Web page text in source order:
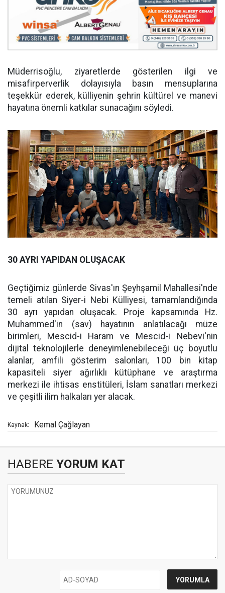
Müderrisoğlu, ziyaretlerde gösterilen ilgi ve
misafirperverlik dolayısıyla basın mensuplarına
teşekkür ederek, külliyenin şehrin kültürel ve manevi
hayatına önemli katkılar sunacağını söyledi.
30 AYRI YAPIDAN OLUŞACAK
Geçtiğimiz günlerde Sivas'ın Şeyhşamil Mahallesi'nde
temeli atılan Siyer-i Nebi Külliyesi, tamamlandığında
30 ayrı yapıdan oluşacak. Proje kapsamında Hz.
Muhammed'in (sav) hayatının anlatılacağı müze
birimleri, Mescid-i Haram ve Mescid-i Nebevi'nin
dijital teknolojilerle deneyimlenebileceği üç boyutlu
alanlar, amfili gösterim salonları, 100 bin kitap
kapasiteli siyer ağırlıklı kütüphane ve araştırma
merkezi ile ihtisas enstitüleri, İslam sanatları merkezi
ve çeşitli ilim halkaları yer alacak.
Kaynak: Kemal Çağlayan
HABERE YORUM KAT